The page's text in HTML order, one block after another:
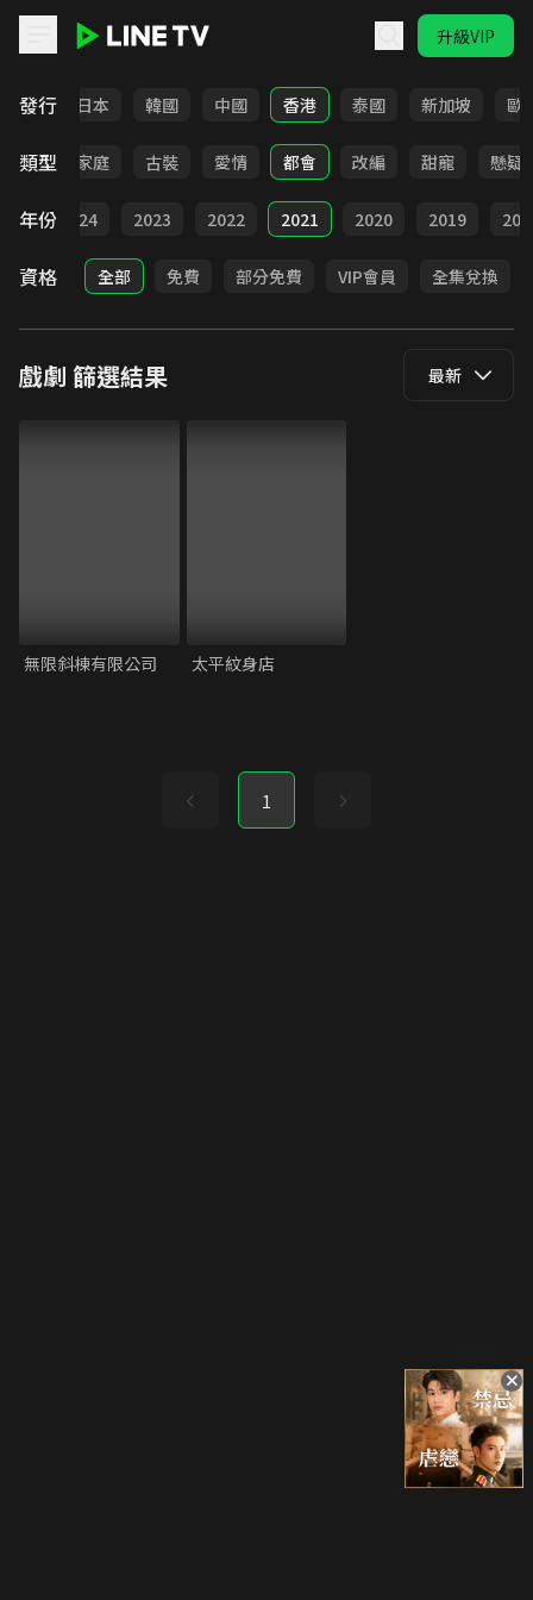
升級VIP
發行
台灣 日本 韓國 中國 香港 泰國 新加坡 歐
類型
校園 家庭 古裝 愛情 都會 改編 甜寵 懸疑
年份 2024 2023 2022 2021 2020 2019
資格 全部 免費 部分免費 VIP會員 全集兌換
戲劇 篩選結果 最新
無限斜棟有限公司 太平紋身店
1